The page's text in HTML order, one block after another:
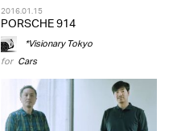
2016.01.15
PORSCHE 914
*Visionary Tokyo
for Cars